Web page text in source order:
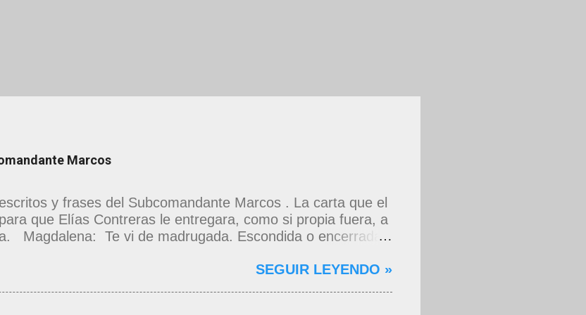
Marcos
y frases del Subcomandante Marcos . La carta que el
que Elías Contreras le entregara, como si propia fuera, a
Magdalena: Te vi de madrugada. Escondida o encerrada
Pero, apenas un momento, y te asomaste entera,
SEGUIR LEYENDO »